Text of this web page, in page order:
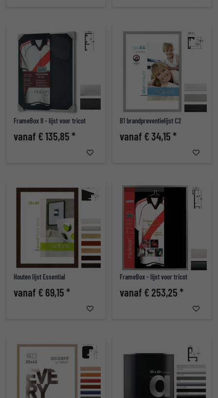
FrameBox II - lijst voor tricot
vanaf € 135,85 *
B1 brandpreventielijst C2
vanaf € 34,15 *
Houten lijst Essential
vanaf € 69,15 *
FrameBox - lijst voor tricot
vanaf € 253,25 *